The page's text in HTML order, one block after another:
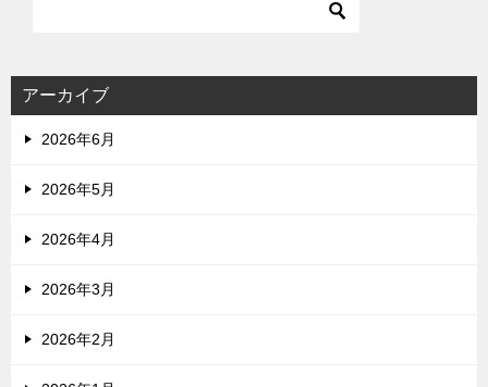
アーカイブ
2026年6月
2026年5月
2026年4月
2026年3月
2026年2月